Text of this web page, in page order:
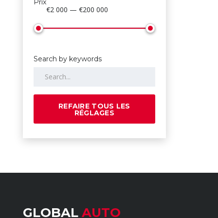
Prix
€2 000 — €200 000
Search by keywords
REFAIRE TOUS LES
RÉGLAGES
GLOBAL AUTO